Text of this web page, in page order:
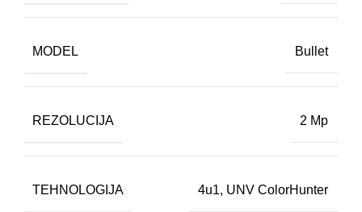
MODEL Bullet
REZOLUCIJA 2 Mp
TEHNOLOGIJA 4u1, UNV ColorHunter